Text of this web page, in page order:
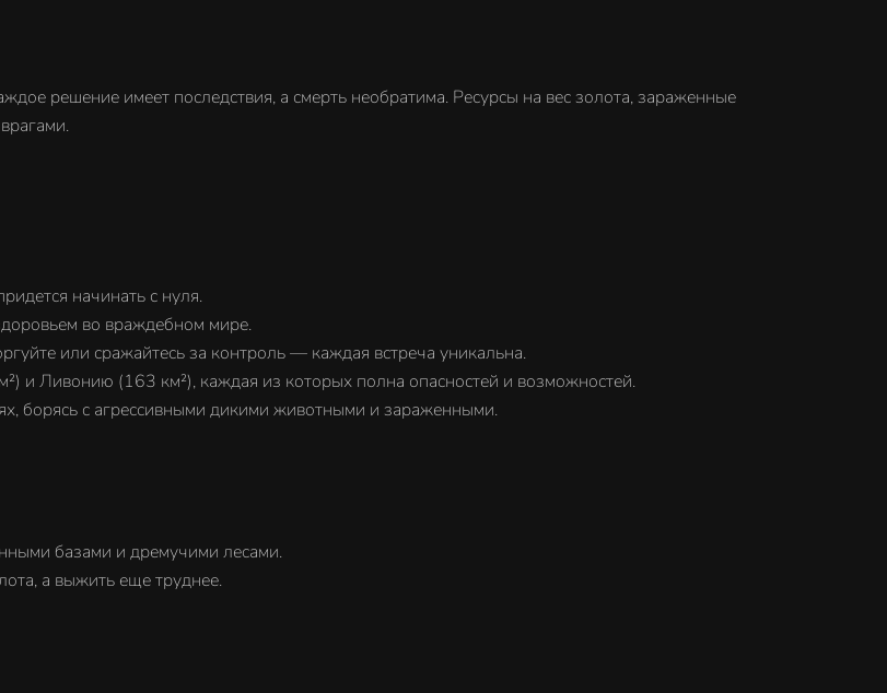
решение имеет последствия, а смерть необратима. Ресурсы на вес золота, зараженные
начинать с нуля.
во враждебном мире.
или сражайтесь за контроль — каждая встреча уникальна.
и Ливонию (163 км²), каждая из которых полна опасностей и возможностей.
борясь с агрессивными дикими животными и зараженными.
базами и дремучими лесами.
а выжить еще труднее.